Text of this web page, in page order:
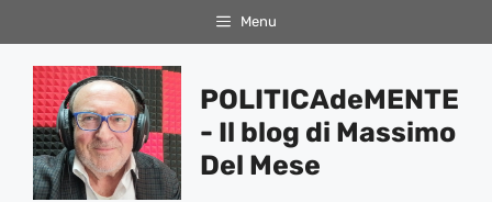
al
contenuto
Menu
POLITICAdeMENTE
- Il blog di Massimo
Del Mese